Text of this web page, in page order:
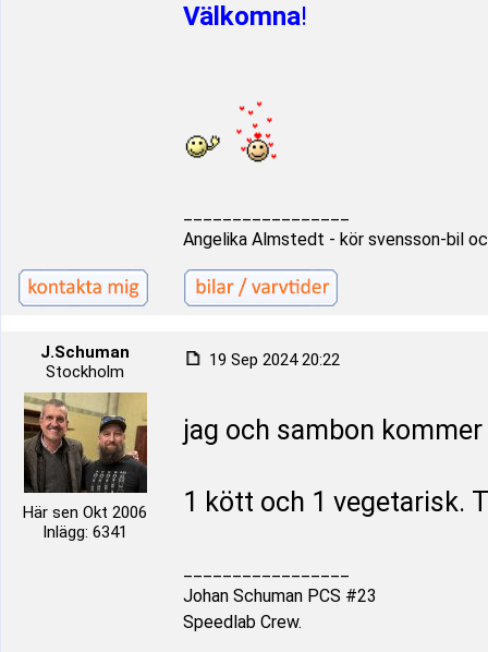
Välkomna!
Angelika Almstedt - kör svensson-bil
J.Schuman
Stockholm
Här sen Okt 2006
Inlägg: 6341
19 Sep 2024 20:22
jag och sambon
1 kött och 1 vegetarisk.
Johan Schuman PCS #23
Speedlab Crew.